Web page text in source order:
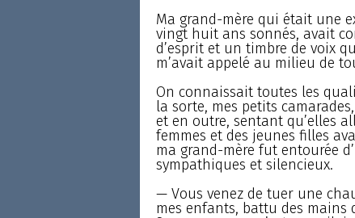
Ma grand-mère qui était une
vingt huit ans sonnés, avait
d’esprit et un timbre de voix
m’avait appelé au milieu de
On connaissait toutes les
la sorte, mes petits
et en outre, sentant qu’elles
femmes et des jeunes filles
ma grand-mère fut entourée
sympathiques et silencieux.
— Vous venez de tuer une
mes enfants, battu des mains